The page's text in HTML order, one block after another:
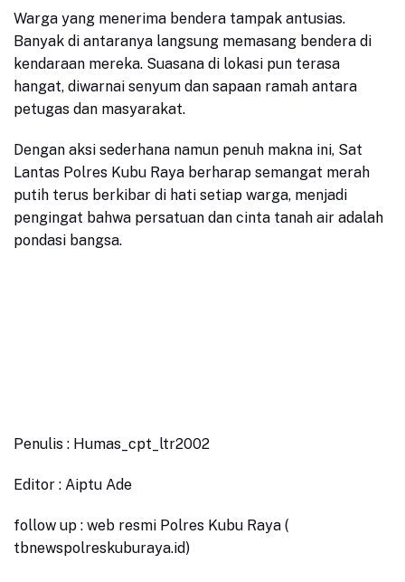
Warga yang menerima bendera tampak antusias.
Banyak di antaranya langsung memasang bendera di
kendaraan mereka. Suasana di lokasi pun terasa
hangat, diwarnai senyum dan sapaan ramah antara
petugas dan masyarakat.
Dengan aksi sederhana namun penuh makna ini, Sat
Lantas Polres Kubu Raya berharap semangat merah
putih terus berkibar di hati setiap warga, menjadi
pengingat bahwa persatuan dan cinta tanah air adalah
pondasi bangsa.
Penulis : Humas_cpt_ltr2002
Editor : Aiptu Ade
follow up : web resmi Polres Kubu Raya (
tbnewspolreskuburaya.id)